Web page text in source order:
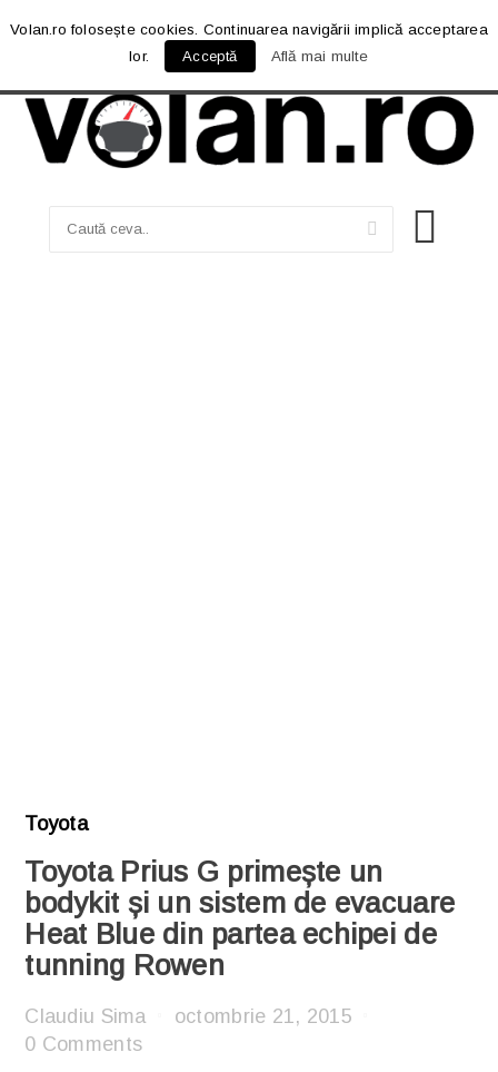
Toyota
Toyota Prius G primește un
bodykit și un sistem de evacuare
Heat Blue din partea echipei de
tunning Rowen
Claudiu Sima
octombrie 21, 2015
0 Comments
Volan.ro folosește cookies. Continuarea navigării implică acceptarea
lor.
Acceptă Află mai multe